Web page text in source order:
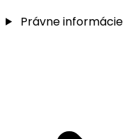
Právne informácie